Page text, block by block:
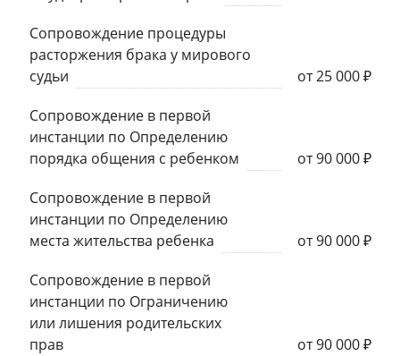
Сопровождение процедуры
расторжения брака у мирового
судьи
от 25 000 ₽
Сопровождение в первой
инстанции по Определению
порядка общения с ребенком
от 90 000 ₽
Сопровождение в первой
инстанции по Определению
места жительства ребенка
от 90 000 ₽
Сопровождение в первой
инстанции по Ограничению
или лишения родительских
прав
от 90 000 ₽